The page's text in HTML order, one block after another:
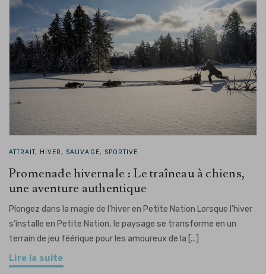
ATTRAIT, HIVER, SAUVAGE, SPORTIVE
Promenade hivernale : Le traîneau à chiens,
une aventure authentique
Plongez dans la magie de l’hiver en Petite Nation Lorsque l’hiver
s’installe en Petite Nation, le paysage se transforme en un
terrain de jeu féérique pour les amoureux de la [...]
Lire la suite